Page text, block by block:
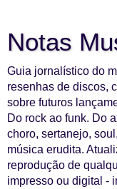
Notas
Guia jornalístico do
resenhas de discos,
sobre futuros
Do rock ao funk. Do
choro, sertanejo,
música erudita.
reprodução de
impresso ou digital -